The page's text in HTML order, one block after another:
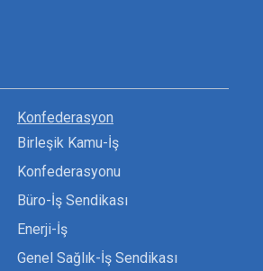
Konfederasyon
Birleşik Kamu-İş
Konfederasyonu
Büro-İş Sendikası
Enerji-İş
Genel Sağlık-İş Sendikası